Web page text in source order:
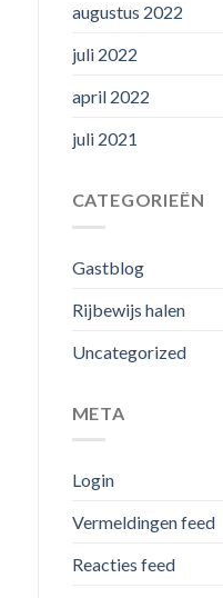
augustus 2022
juli 2022
april 2022
juli 2021
CATEGORIEËN
Gastblog
Rijbewijs halen
Uncategorized
META
Login
Vermeldingen feed
Reacties feed